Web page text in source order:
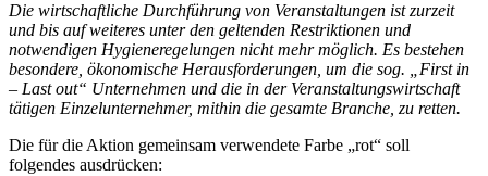
Die wirtschaftliche Durchführung von Veranstaltungen ist zurzeit
und bis auf weiteres unter den geltenden Restriktionen und
notwendigen Hygieneregelungen nicht mehr möglich. Es bestehen
besondere, ökonomische Herausforderungen, um die sog. „First in
– Last out“ Unternehmen und die in der Veranstaltungswirtschaft
tätigen Einzelunternehmer, mithin die gesamte Branche, zu retten.
Die für die Aktion gemeinsam verwendete Farbe „rot“ soll
folgendes ausdrücken: